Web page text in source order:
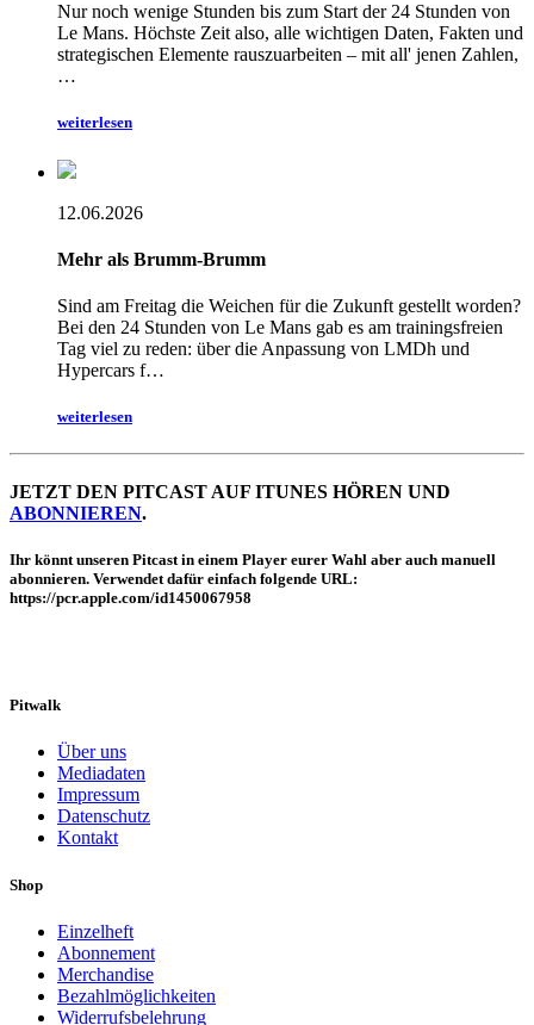
Nur noch wenige Stunden bis zum Start der 24 Stunden von
Le Mans. Höchste Zeit also, alle wichtigen Daten, Fakten und
strategischen Elemente rauszuarbeiten – mit all' jenen Zahlen,
…
weiterlesen
12.06.2026
Mehr als Brumm-Brumm
Sind am Freitag die Weichen für die Zukunft gestellt worden?
Bei den 24 Stunden von Le Mans gab es am trainingsfreien
Tag viel zu reden: über die Anpassung von LMDh und
Hypercars f…
weiterlesen
JETZT DEN PITCAST AUF ITUNES HÖREN UND
ABONNIEREN.
Ihr könnt unseren Pitcast in einem Player eurer Wahl aber auch manuell
abonnieren. Verwendet dafür einfach folgende URL:
https://pcr.apple.com/id1450067958
Pitwalk
Über uns
Mediadaten
Impressum
Datenschutz
Kontakt
Shop
Einzelheft
Abonnement
Merchandise
Bezahlmöglichkeiten
Widerrufsbelehrung